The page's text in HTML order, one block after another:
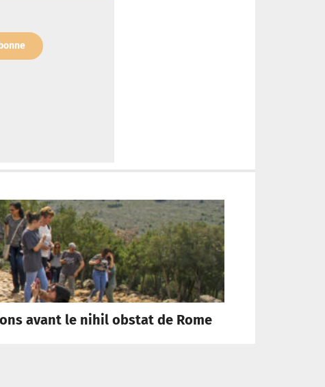
avant le nihil obstat de Rome